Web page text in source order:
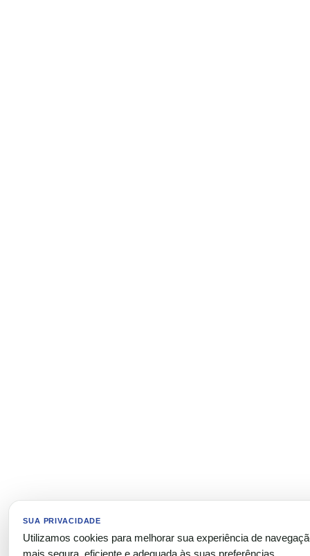
SUA PRIVACIDADE
Utilizamos cookies para melhorar sua experiência de
mais segura, eficiente e adequada às suas preferências.